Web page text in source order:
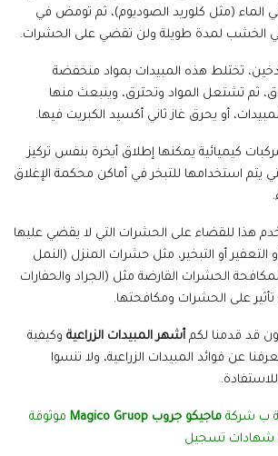
الماء (مثل كلوريد الصوديوم)، ثم تومض في
في الخشب لمدة طويلة ولن تقضي على الحشرات.
تختلط هذه المبيدات بمواد منخفضة
ثم تشتعل المواد وتحترق، وينبعث منها
أو يحرق غاز ثاني أكسيد الكبريت فيها.
كيميائية يمكنها إطلاق أبخرة بنفس تركيز
يتم استخدامها للتبخر في أماكن محكمة الإغلاق
هذا للقضاء على الحشرات التي لا يقضي عليها
التعفير أو التبخير، مثل حشرات المنزل (النمل
الحشرات القارضة مثل (الجراد والحفارات
تأثير على الحشرات ومكافحتها.
قد قدمنا لكم أشهر المبيدات الزراعية وكيفية
عن فوائد المبيدات الزراعية، ولا تنسوا
ب شركة ماجيكو جروب Magico Gruop
موثوقة
شهادات تسجيل